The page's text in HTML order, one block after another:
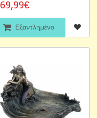
69,99€
Εξαντλημένο